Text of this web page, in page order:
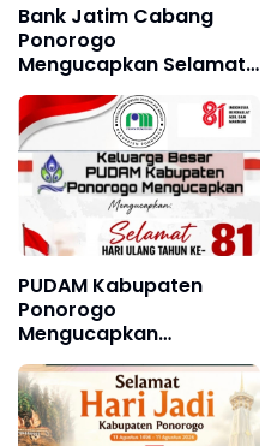
Bank Jatim Cabang
Ponorogo
Mengucapkan Selamat
dan Sukses Grebeg
Suro, Festival Reog
Remaja XXII & Festival
Nasional Reog
Ponorogo XXXI Tahun
PUDAM Kabupaten
Ponorogo
Mengucapkan
Dirgahayu Republik
Indonesia ke 81, 17
Agustus 1945 - 17
Agustus 2026